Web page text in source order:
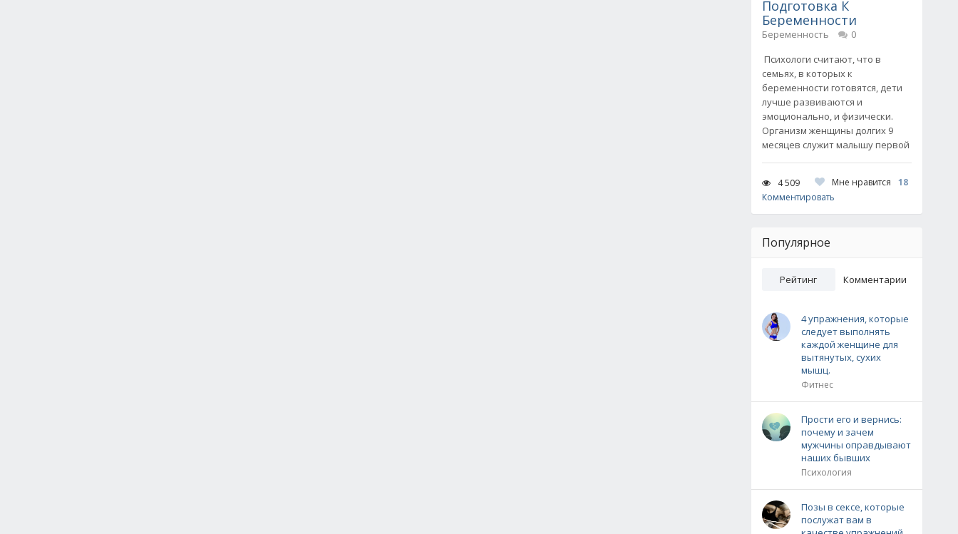
Подготовка К
Беременности
Беременность
0
Психологи считают, что в
семьях, в которых к
беременности готовятся, дети
лучше развиваются и
эмоционально, и физически.
Организм женщины долгих 9
месяцев служит малышу первой
4 509 Мне нравится
18
Комментировать
Популярное
Рейтинг Комментарии
4 упражнения, которые
следует выполнять
каждой женщине для
вытянутых, сухих
мышц.
Фитнес
Прости его и вернись:
почему и зачем
мужчины оправдывают
наших бывших
Психология
Позы в сексе, которые
послужат вам в